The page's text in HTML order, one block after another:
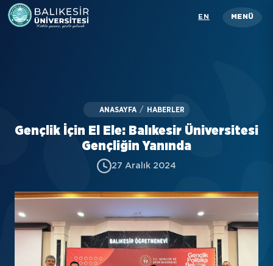
Skip
to
EN MENÜ
ANASAYFA / HABERLER
Gençlik İçin El Ele: Balıkesir Üniversitesi
Gençliğin Yanında
27 Aralık 2024
İletişim
Rehber
KISAYOLLAR